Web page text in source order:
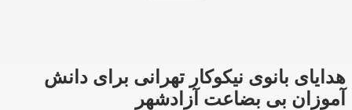
هدایای بانوی نیکوکار تهرانی برای دانش
آموزان بی بضاعت آزادشهر